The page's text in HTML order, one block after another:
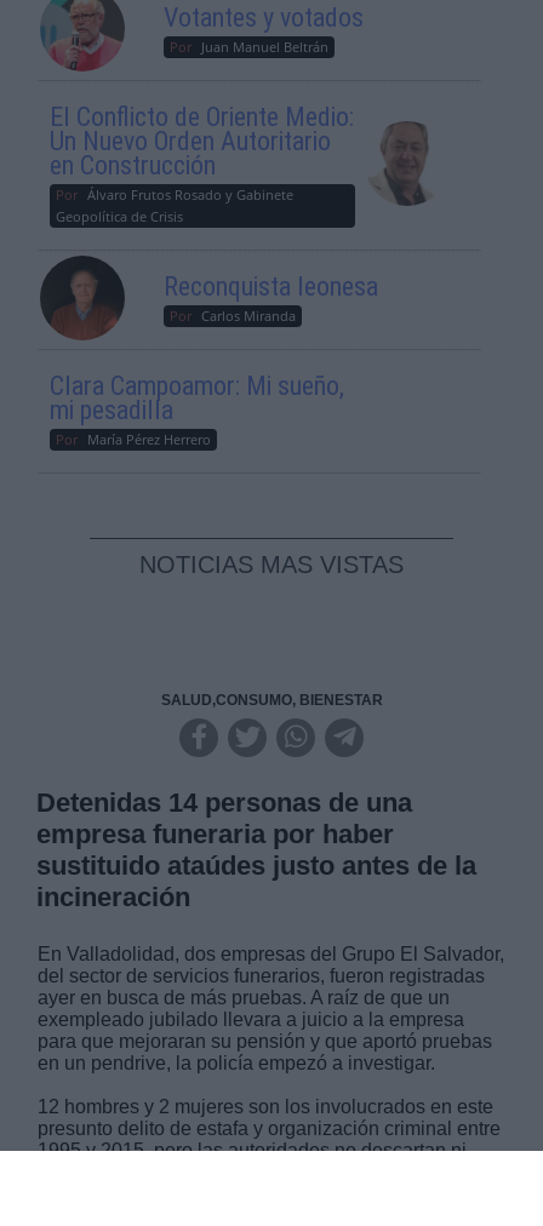
Votantes y votados
Por Juan Manuel Beltrán
El Conflicto de Oriente Medio:
Un Nuevo Orden Autoritario
en Construcción
Por Álvaro Frutos Rosado y Gabinete
Geopolítica de Crisis
Reconquista leonesa
Por Carlos Miranda
Clara Campoamor: Mi sueño,
mi pesadilla
Por María Pérez Herrero
NOTICIAS MAS VISTAS
SALUD,CONSUMO, BIENESTAR
Detenidas 14 personas de una
empresa funeraria por haber
sustituido ataúdes justo antes de la
incineración
En Valladolidad, dos empresas del Grupo El Salvador,
del sector de servicios funerarios, fueron registradas
ayer en busca de más pruebas. A raíz de que un
exempleado jubilado llevara a juicio a la empresa
para que mejoraran su pensión y que aportó pruebas
en un pendrive, la policía empezó a investigar.
12 hombres y 2 mujeres son los involucrados en este
presunto delito de estafa y organización criminal entre
1995 y 2015, pero las autoridades no descartan ni